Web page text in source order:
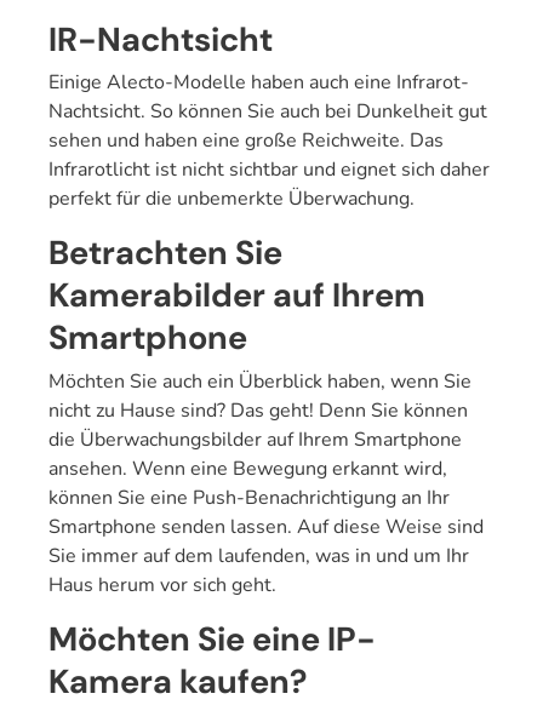
IR-Nachtsicht
Einige Alecto-Modelle haben auch eine Infrarot-
Nachtsicht. So können Sie auch bei Dunkelheit gut
sehen und haben eine große Reichweite. Das
Infrarotlicht ist nicht sichtbar und eignet sich daher
perfekt für die unbemerkte Überwachung.
Betrachten Sie
Kamerabilder auf Ihrem
Smartphone
Möchten Sie auch ein Überblick haben, wenn Sie
nicht zu Hause sind? Das geht! Denn Sie können
die Überwachungsbilder auf Ihrem Smartphone
ansehen. Wenn eine Bewegung erkannt wird,
können Sie eine Push-Benachrichtigung an Ihr
Smartphone senden lassen. Auf diese Weise sind
Sie immer auf dem laufenden, was in und um Ihr
Haus herum vor sich geht.
Möchten Sie eine IP-
Kamera kaufen?